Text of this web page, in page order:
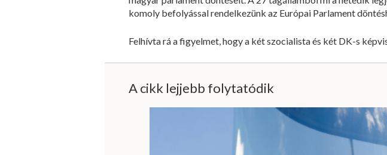
komoly befolyással rendelkezünk az Európai Parlament
Felhívta rá a figyelmet, hogy a két szocialista és két DK-s
A cikk lejjebb folytatódik